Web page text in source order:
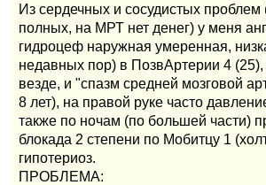
Из сердечных и сосудистых проблем
полных, на МРТ нет денег) у меня
гидроцеф наружная умеренная,
недавных пор) в ПозвАртерии 4 (25),
везде, и "спазм средней мозговой
8 лет), на правой руке часто
также по ночам (по большей части)
блокада 2 степени по Мобитцу 1
гипотериоз.
ПРОБЛЕМА: